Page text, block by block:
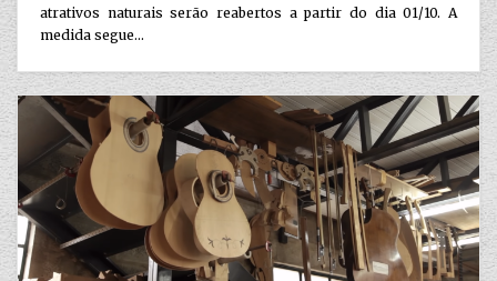
atrativos naturais serão reabertos a partir do dia 01/10. A
medida segue...